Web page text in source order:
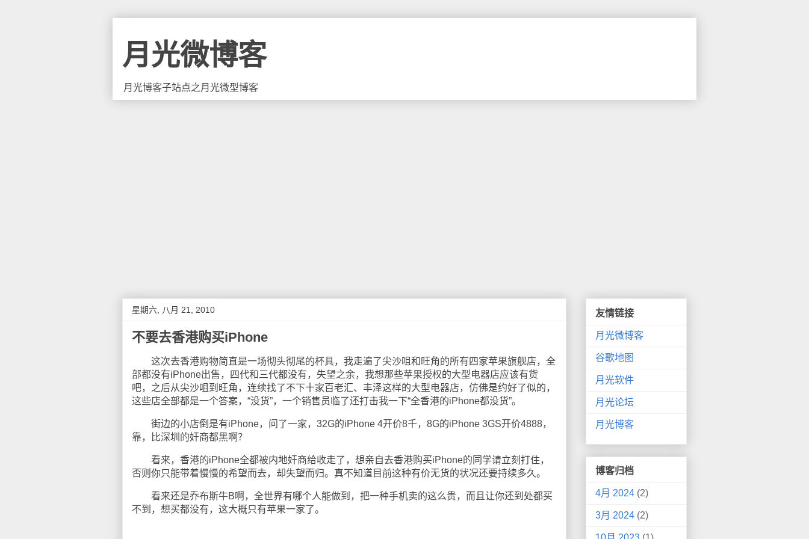
月光微博客
月光博客子站点之月光微型博客
星期六, 八月 21, 2010
不要去香港购买iPhone
这次去香港购物简直是一场彻头彻尾的杯具，我走遍了尖沙咀和旺角的所有四家苹果旗舰店，全
部都没有iPhone出售，四代和三代都没有，失望之余，我想那些苹果授权的大型电器店应该有货
吧，之后从尖沙咀到旺角，连续找了不下十家百老汇、丰泽这样的大型电器店，仿佛是约好了似的，
这些店全部都是一个答案，“没货”，一个销售员临了还打击我一下“全香港的iPhone都没货”。
街边的小店倒是有iPhone，问了一家，32G的iPhone 4开价8千，8G的iPhone 3GS开价4888，
靠，比深圳的奸商都黑啊？
看来，香港的iPhone全都被内地奸商给收走了，想亲自去香港购买iPhone的同学请立刻打住，
否则你只能带着慢慢的希望而去，却失望而归。真不知道目前这种有价无货的状况还要持续多久。
看来还是乔布斯牛B啊，全世界有哪个人能做到，把一种手机卖的这么贵，而且让你还到处都买
不到，想买都没有，这大概只有苹果一家了。
友情链接
月光微博客
谷歌地图
月光软件
月光论坛
月光博客
博客归档
4月 2024 (2)
3月 2024 (2)